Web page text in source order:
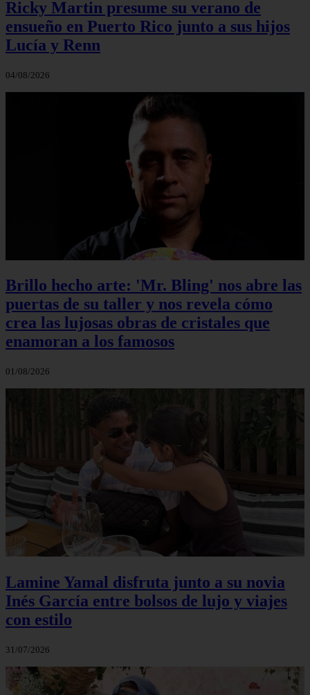
Ricky Martin presume su verano de
ensueño en Puerto Rico junto a sus hijos
Lucía y Renn
04/08/2026
Brillo hecho arte: 'Mr. Bling' nos abre las
puertas de su taller y nos revela cómo
crea las lujosas obras de cristales que
enamoran a los famosos
01/08/2026
Lamine Yamal disfruta junto a su novia
Inés García entre bolsos de lujo y viajes
con estilo
31/07/2026